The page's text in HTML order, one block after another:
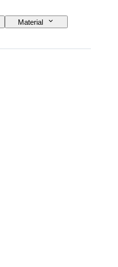
Material